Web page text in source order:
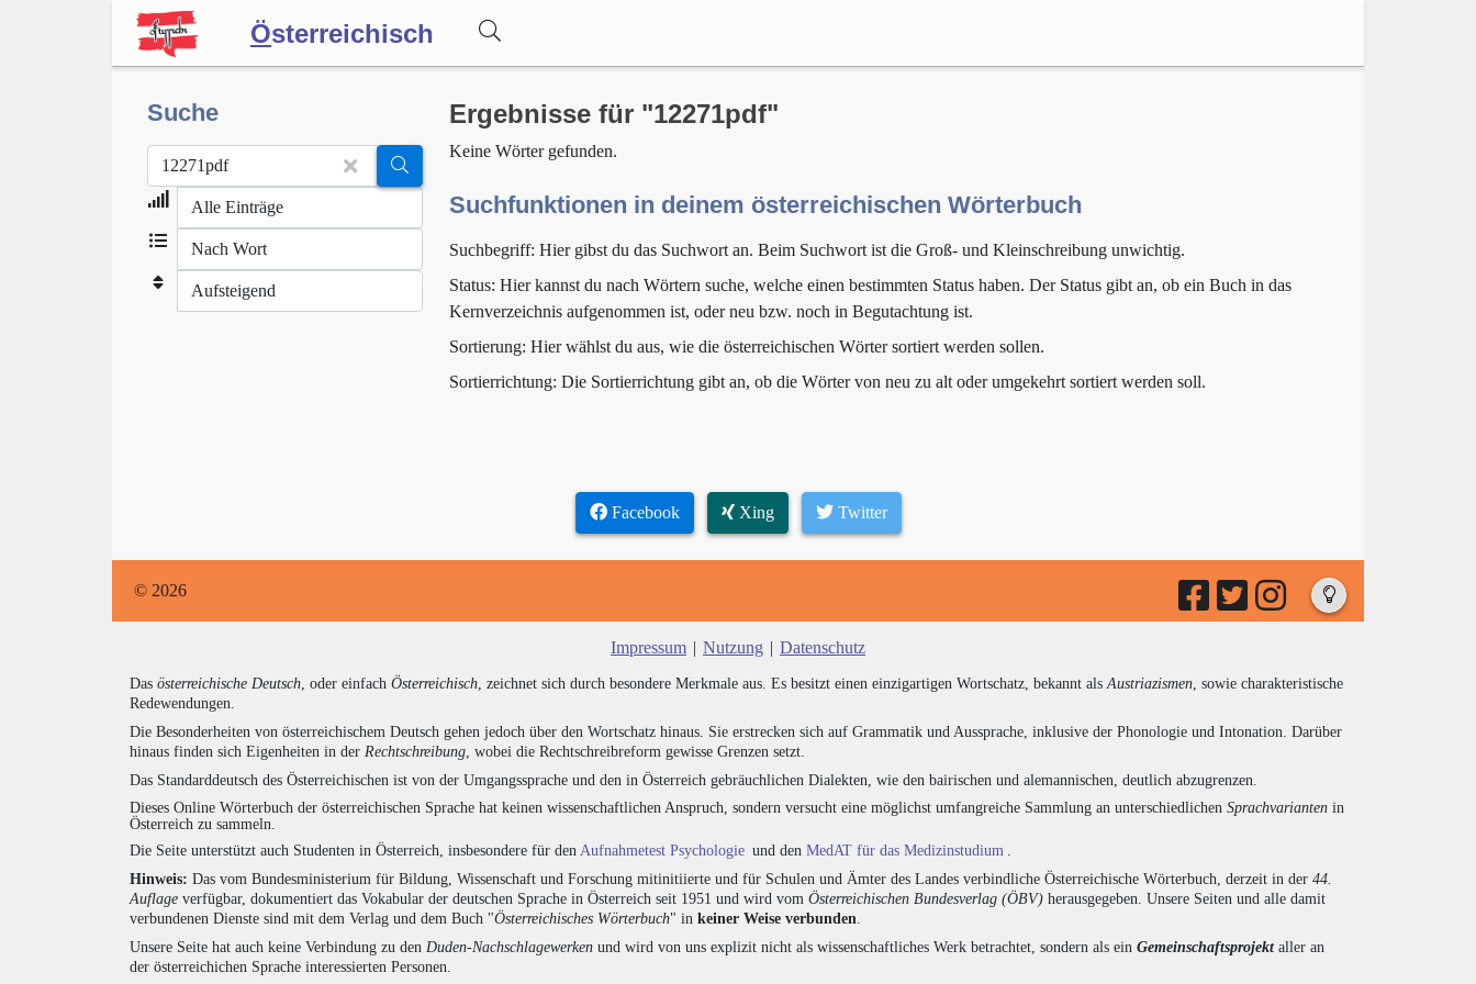
Österreichisch
Wörterbuch
Forum
Blog
Suche Ergebnisse für "12271pdf"
Keine Wörter gefunden.
Suchfunktionen in deinem österreichischen Wörterbuch
Suchbegriff: Hier gibst du das Suchwort an. Beim Suchwort ist die Groß- und Kleinschreibung unwichtig.
Status: Hier kannst du nach Wörtern suche, welche einen bestimmten Status haben. Der Status gibt an, ob ein Buch in das
Kernverzeichnis aufgenommen ist, oder neu bzw. noch in Begutachtung ist.
Sortierung: Hier wählst du aus, wie die österreichischen Wörter sortiert werden sollen.
Sortierrichtung: Die Sortierrichtung gibt an, ob die Wörter von neu zu alt oder umgekehrt sortiert werden soll.
Facebook Xing Twitter
© 2026
Impressum | Nutzung | Datenschutz
Das österreichische Deutsch , oder einfach Österreichisch , zeichnet sich durch besondere Merkmale aus. Es besitzt einen einzigartigen Wortschatz, bekannt als Austriazismen , sowie charakteristische
Redewendungen.
Die Besonderheiten von österreichischem Deutsch gehen jedoch über den Wortschatz hinaus. Sie erstrecken sich auf Grammatik und Aussprache, inklusive der Phonologie und Intonation. Darüber
hinaus finden sich Eigenheiten in der Rechtschreibung , wobei die Rechtschreibreform gewisse Grenzen setzt.
Das Standarddeutsch des Österreichischen ist von der Umgangssprache und den in Österreich gebräuchlichen Dialekten, wie den bairischen und alemannischen, deutlich abzugrenzen.
Dieses Online Wörterbuch der österreichischen Sprache hat keinen wissenschaftlichen Anspruch, sondern versucht eine möglichst umfangreiche Sammlung an unterschiedlichen Sprachvarianten in
Österreich zu sammeln.
Die Seite unterstützt auch Studenten in Österreich, insbesondere für den Aufnahmetest Psychologie und den MedAT für das Medizinstudium
Hinweis: Das vom Bundesministerium für Bildung, Wissenschaft und Forschung mitinitiierte und für Schulen und Ämter des Landes verbindliche Österreichische Wörterbuch, derzeit in der 44.
Auflage verfügbar, dokumentiert das Vokabular der deutschen Sprache in Österreich seit 1951 und wird vom Österreichischen Bundesverlag (ÖBV) herausgegeben. Unsere Seiten und alle damit
verbundenen Dienste sind mit dem Verlag und dem Buch "Österreichisches Wörterbuch" in keiner Weise verbunden
Unsere Seite hat auch keine Verbindung zu den Duden-Nachschlagewerken und wird von uns explizit nicht als wissenschaftliches Werk betrachtet, sondern als ein Gemeinschaftsprojektaller an
der österreichichen Sprache interessierten Personen.